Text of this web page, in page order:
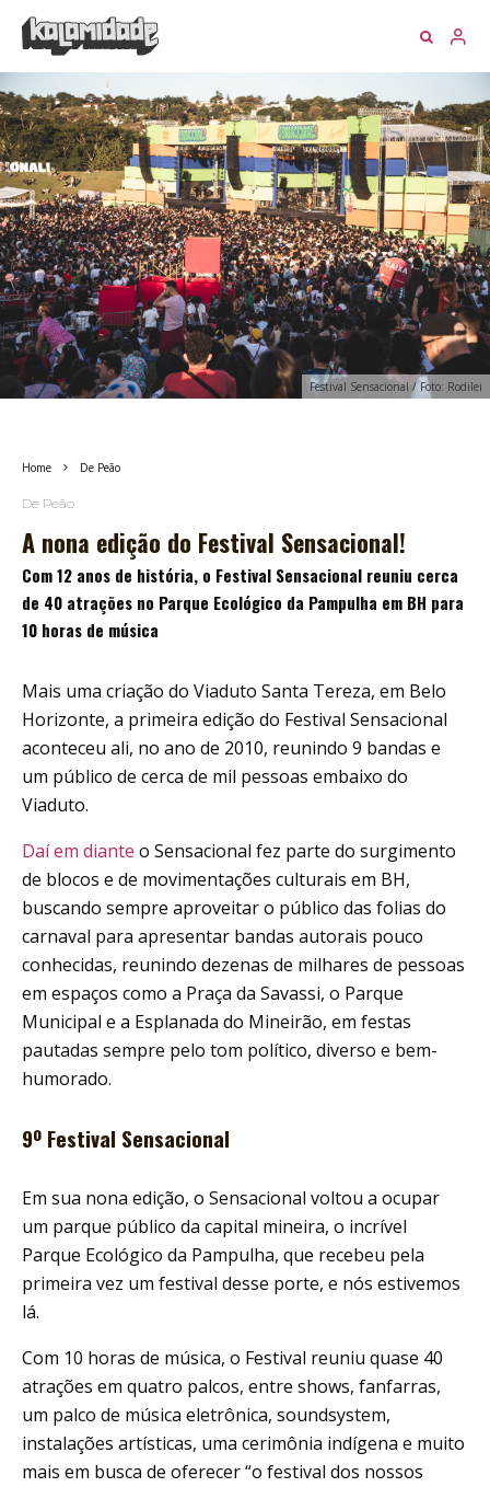
Festival Sensacional / Foto: Rodilei
Home De Peão
De Peão
A nona edição do Festival Sensacional!
Com 12 anos de história, o Festival Sensacional reuniu cerca
de 40 atrações no Parque Ecológico da Pampulha em BH para
10 horas de música
Mais uma criação do Viaduto Santa Tereza, em Belo
Horizonte, a primeira edição do Festival Sensacional
aconteceu ali, no ano de 2010, reunindo 9 bandas e
um público de cerca de mil pessoas embaixo do
Viaduto.
Daí em diante o Sensacional fez parte do surgimento
de blocos e de movimentações culturais em BH,
buscando sempre aproveitar o público das folias do
carnaval para apresentar bandas autorais pouco
conhecidas, reunindo dezenas de milhares de pessoas
em espaços como a Praça da Savassi, o Parque
Municipal e a Esplanada do Mineirão, em festas
pautadas sempre pelo tom político, diverso e bem-
humorado.
9º Festival Sensacional
Em sua nona edição, o Sensacional voltou a ocupar
um parque público da capital mineira, o incrível
Parque Ecológico da Pampulha, que recebeu pela
primeira vez um festival desse porte, e nós estivemos
lá.
Com 10 horas de música, o Festival reuniu quase 40
atrações em quatro palcos, entre shows, fanfarras,
um palco de música eletrônica, soundsystem,
instalações artísticas, uma cerimônia indígena e muito
mais em busca de oferecer “o festival dos nossos